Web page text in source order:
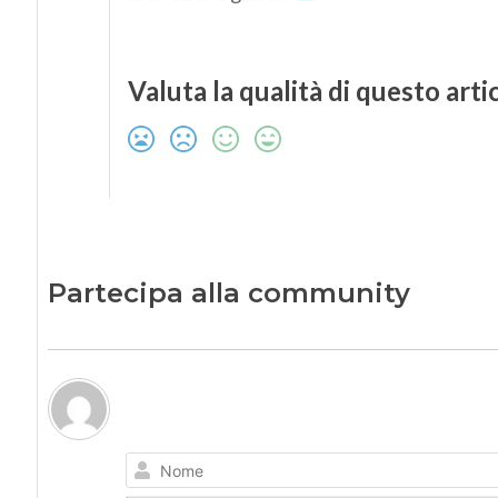
Valuta la qualità di questo
Partecipa alla community